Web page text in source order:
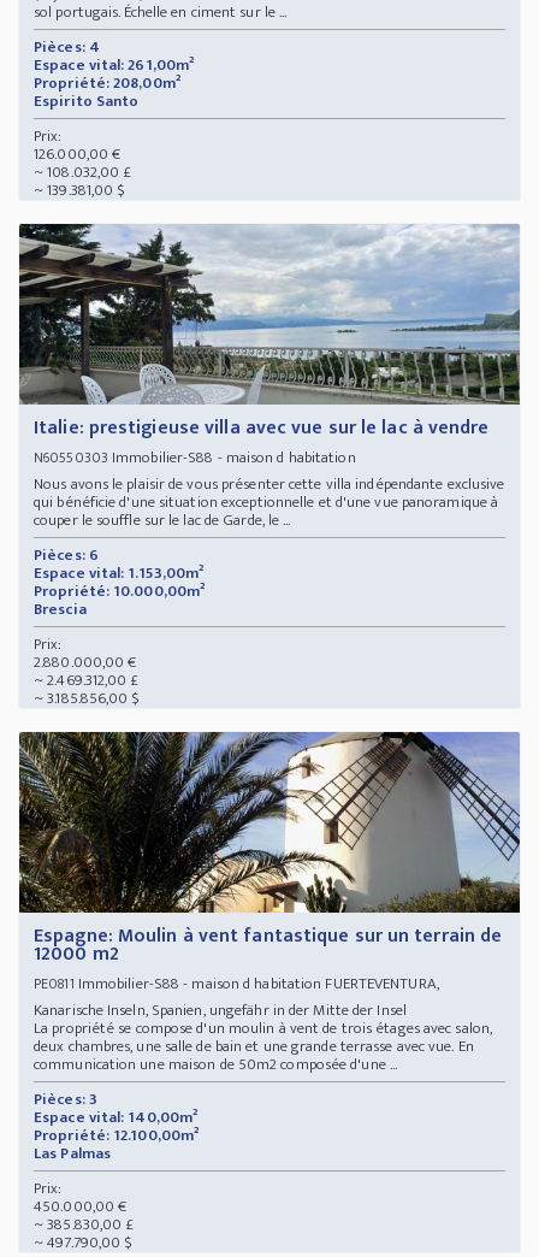
sol portugais. Échelle en ciment sur le ...
Pièces: 4
Espace vital: 261,00m²
Propriété: 208,00m²
Espirito Santo
Prix:
126.000,00 €
~ 108.032,00 £
~ 139.381,00 $
Italie: prestigieuse villa avec vue sur le lac à vendre
N60550303 Immobilier-S88 - maison d habitation
Nous avons le plaisir de vous présenter cette villa indépendante exclusive
qui bénéficie d'une situation exceptionnelle et d'une vue panoramique à
couper le souffle sur le lac de Garde, le ...
Pièces: 6
Espace vital: 1.153,00m²
Propriété: 10.000,00m²
Brescia
Prix:
2.880.000,00 €
~ 2.469.312,00 £
~ 3.185.856,00 $
Espagne: Moulin à vent fantastique sur un terrain de
12000 m2
PE0811 Immobilier-S88 - maison d habitation FUERTEVENTURA,
Kanarische Inseln, Spanien, ungefähr in der Mitte der Insel
La propriété se compose d'un moulin à vent de trois étages avec salon,
deux chambres, une salle de bain et une grande terrasse avec vue. En
communication une maison de 50m2 composée d'une ...
Pièces: 3
Espace vital: 140,00m²
Propriété: 12.100,00m²
Las Palmas
Prix:
450.000,00 €
~ 385.830,00 £
~ 497.790,00 $